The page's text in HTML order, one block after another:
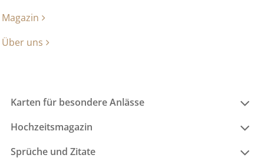
Magazin
Über uns
Karten für besondere Anlässe
Hochzeitsmagazin
Sprüche und Zitate